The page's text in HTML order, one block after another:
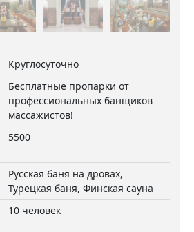
Круглосуточно
Бесплатные пропарки от
профессиональных банщиков
массажистов!
5500
Русская баня на дровах,
Турецкая баня, Финская сауна
10 человек